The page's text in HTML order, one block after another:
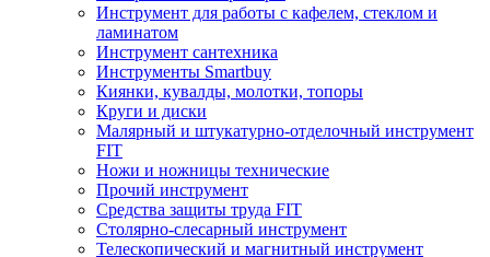
Инструмент для работы с кафелем, стеклом и
ламинатом
Инструмент сантехника
Инструменты Smartbuy
Киянки, кувалды, молотки, топоры
Круги и диски
Малярный и штукатурно-отделочный инструмент
FIT
Ножи и ножницы технические
Прочий инструмент
Средства защиты труда FIT
Столярно-слесарный инструмент
Телескопический и магнитный инструмент